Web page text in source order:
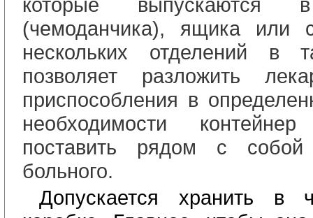
(чемоданчика), ящика или
нескольких отделений в
позволяет разложить
приспособления в
необходимости
поставить рядом с
больного.
Допускается хранить в